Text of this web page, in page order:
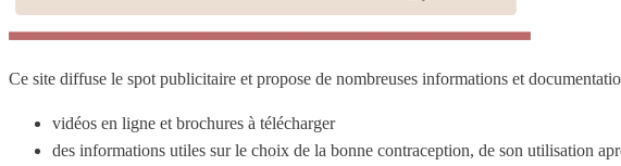
Ce site diffuse le spot publicitaire et propose de nombreuses informations et
vidéos en ligne et brochures à télécharger
des informations utiles sur le choix de la bonne contraception, de son utilisation